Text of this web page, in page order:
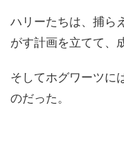
ハリーたちは、捕ら
がす計画を立てて、
そしてホグワーツに
のだった。